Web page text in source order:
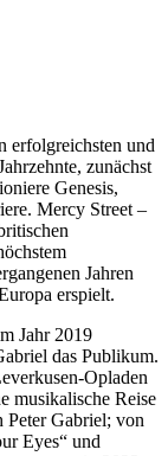
erfolgreichsten und
zunächst
Genesis,
Mercy Street –
Jahren
erspielt.
Jahr 2019
das Publikum.
Opladen
musikalische Reise
Peter Gabriel; von
Eyes“ und